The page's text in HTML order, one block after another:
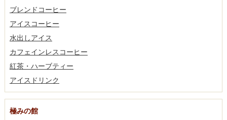
ブレンドコーヒー
アイスコーヒー
水出しアイス
カフェインレスコーヒー
紅茶・ハーブティー
アイスドリンク
極みの館